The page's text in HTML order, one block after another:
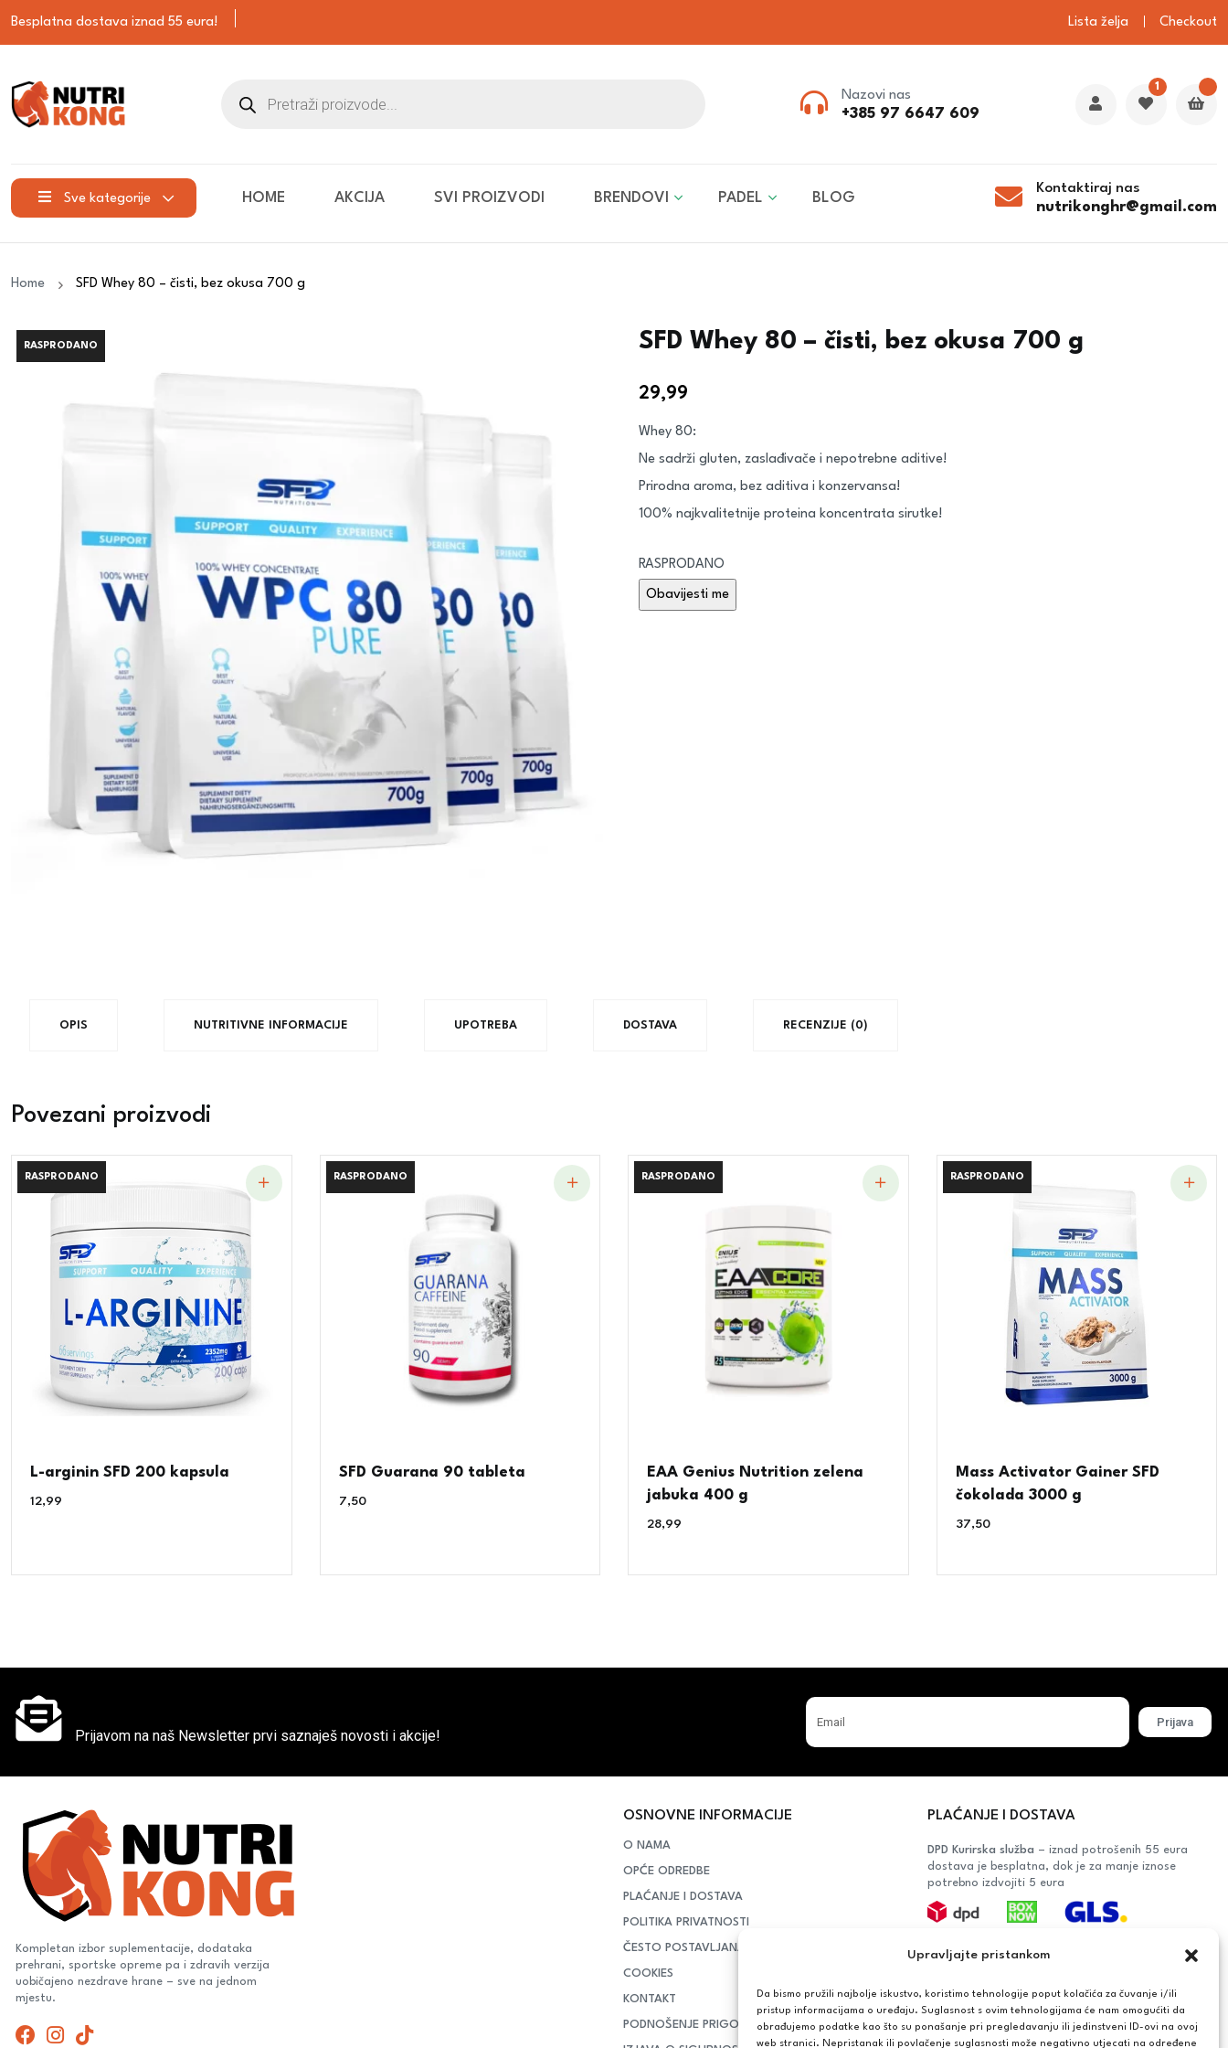
Upravljajte pristankom
Da bismo pružili najbolje iskustvo, koristimo tehnologije poput kolačića za čuvanje i/ili
pristup informacijama o uređaju. Suglasnost s ovim tehnologijama će nam omogućiti da
obrađujemo podatke kao što su ponašanje pri pregledavanju ili jedinstveni ID-ovi na ovoj
web stranici. Nepristanak ili povlačenje suglasnosti može negativno utjecati na određene
Besplatna dostava iznad 55 eura! Lista želja Checkout
Nazovi nas
+385 97 6647 609
1
Sve kategorije HOME AKCIJA SVI PROIZVODI BRENDOVI PADEL BLOG
Kontaktiraj nas
nutrikonghr@gmail.com
Home SFD Whey 80 – čisti, bez okusa 700 g
RASPRODANO SFD Whey 80 – čisti, bez okusa 700 g
29,99
Whey 80:
Ne sadrži gluten, zaslađivače i nepotrebne aditive!
Prirodna aroma, bez aditiva i konzervansa!
100% najkvalitetnije proteina koncentrata sirutke!
RASPRODANO
OPIS NUTRITIVNE INFORMACIJE UPOTREBA DOSTAVA RECENZIJE (0)
Povezani proizvodi
RASPRODANO
RASPRODANO
L-arginin SFD 200 kapsula
12,99
RASPRODANO
RASPRODANO
SFD Guarana 90 tableta
7,50
RASPRODANO
RASPRODANO
EAA Genius Nutrition zelena
jabuka 400 g
28,99
RASPRODANO
RASPRODANO
Mass Activator Gainer SFD
čokolada 3000 g
37,50
Prijavom na naš Newsletter prvi saznaješ novosti i akcije!
Prijava
Kompletan izbor suplementacije, dodataka
prehrani, sportske opreme pa i zdravih verzija
uobičajeno nezdrave hrane – sve na jednom
mjestu.
OSNOVNE INFORMACIJE
O NAMA
OPĆE ODREDBE
PLAĆANJE I DOSTAVA
POLITIKA PRIVATNOSTI
ČESTO POSTAVLJANA PITANJA
COOKIES
KONTAKT
PODNOŠENJE PRIGOVORA POTROŠAČA
PLAĆANJE I DOSTAVA
DPD Kurirska služba – iznad potrošenih 55 eura
dostava je besplatna, dok je za manje iznose
potrebno izdvojiti 5 eura
Bankovna transakcija, plaćanje prilikom